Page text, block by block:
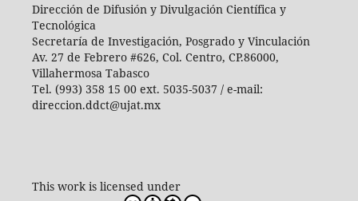
Dirección de Difusión y Divulgación Científica y
Tecnológica
Secretaría de Investigación, Posgrado y Vinculación
Av. 27 de Febrero #626, Col. Centro, CP.86000,
Villahermosa Tabasco
Tel. (993) 358 15 00 ext. 5035-5037 / e-mail:
direccion.ddct@ujat.mx
This work is licensed under